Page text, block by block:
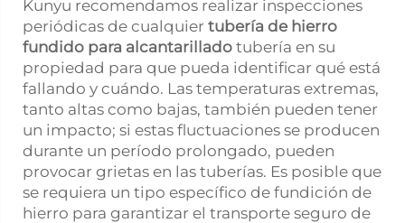
Kunyu recomendamos realizar inspecciones
periódicas de cualquier tubería de hierro
fundido para alcantarillado tubería en su
propiedad para que pueda identificar qué está
fallando y cuándo. Las temperaturas extremas,
tanto altas como bajas, también pueden tener
un impacto; si estas fluctuaciones se producen
durante un período prolongado, pueden
provocar grietas en las tuberías. Es posible que
se requiera un tipo específico de fundición de
hierro para garantizar el transporte seguro de